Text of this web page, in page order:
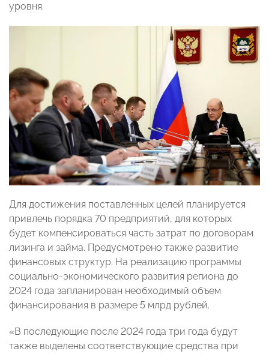
уровня.
Для достижения поставленных целей планируется
привлечь порядка 70 предприятий, для которых
будет компенсироваться часть затрат по договорам
лизинга и займа. Предусмотрено также развитие
финансовых структур. На реализацию программы
социально-экономического развития региона до
2024 года запланирован необходимый объем
финансирования в размере 5 млрд рублей.
«В последующие после 2024 года три года будут
также выделены соответствующие средства при